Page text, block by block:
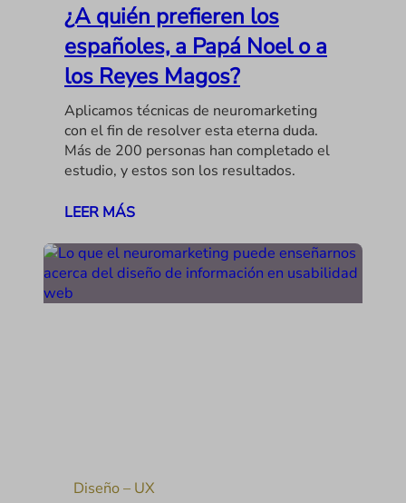
¿A quién prefieren los
españoles, a Papá Noel o a
los Reyes Magos?
Aplicamos técnicas de neuromarketing
con el fin de resolver esta eterna duda.
Más de 200 personas han completado el
estudio, y estos son los resultados.
LEER MÁS
Diseño – UX